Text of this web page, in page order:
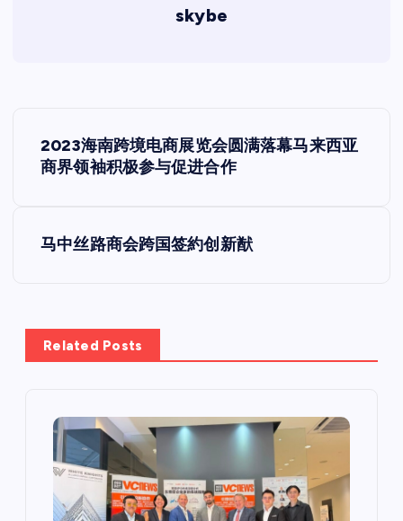
skybe
文
章
航
2023海南跨境电商展览会圆满落幕马来西亚
商界领袖积极参与促进合作
马中丝路商会跨国签約创新猷
Related Posts